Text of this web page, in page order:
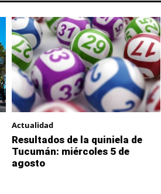
Actualidad
Resultados de la quiniela de
Tucumán: miércoles 5 de
agosto